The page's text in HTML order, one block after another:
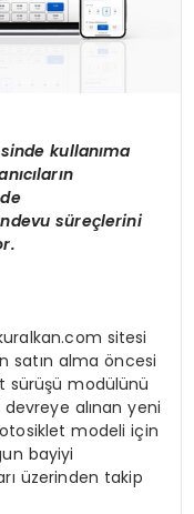
kullanıma
ıcıların
süreçlerini
sitesi
satın alma öncesi
sürüşü modülünü
devreye alınan yeni
modeli için
bayiyi
üzerinden takip